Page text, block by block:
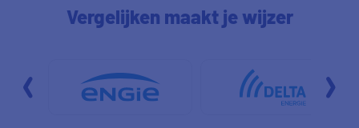
Vergelijken maakt je wijzer